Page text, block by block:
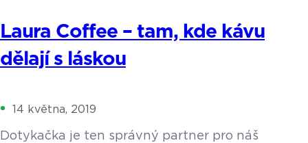
Laura Coffee – tam, kde kávu
dělají s láskou
14 května, 2019
Dotykačka je ten správný partner pro náš